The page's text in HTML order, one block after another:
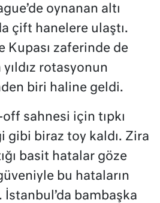
oynanan altı
çift hanelere ulaştı.
Kupası zaferinde de
rotasyonun
biri haline geldi.
sahnesi için tıpkı
gibi biraz toy kaldı. Zira
basit hatalar göze
bu hataların
bambaşka